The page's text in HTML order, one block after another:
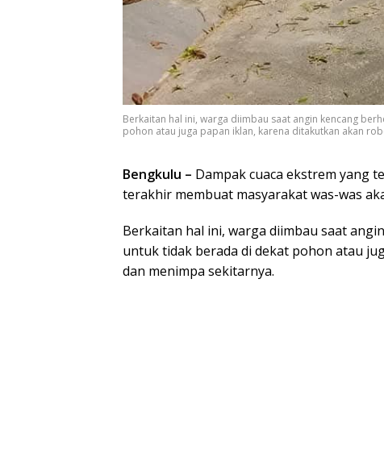
Berkaitan hal ini, warga diimbau saat angin kencang
pohon atau juga papan iklan, karena ditakutkan akan
Bengkulu – Dampak cuaca ekstrem yang
terakhir membuat masyarakat was-was
Berkaitan hal ini, warga diimbau saat
untuk tidak berada di dekat pohon atau
dan menimpa sekitarnya.